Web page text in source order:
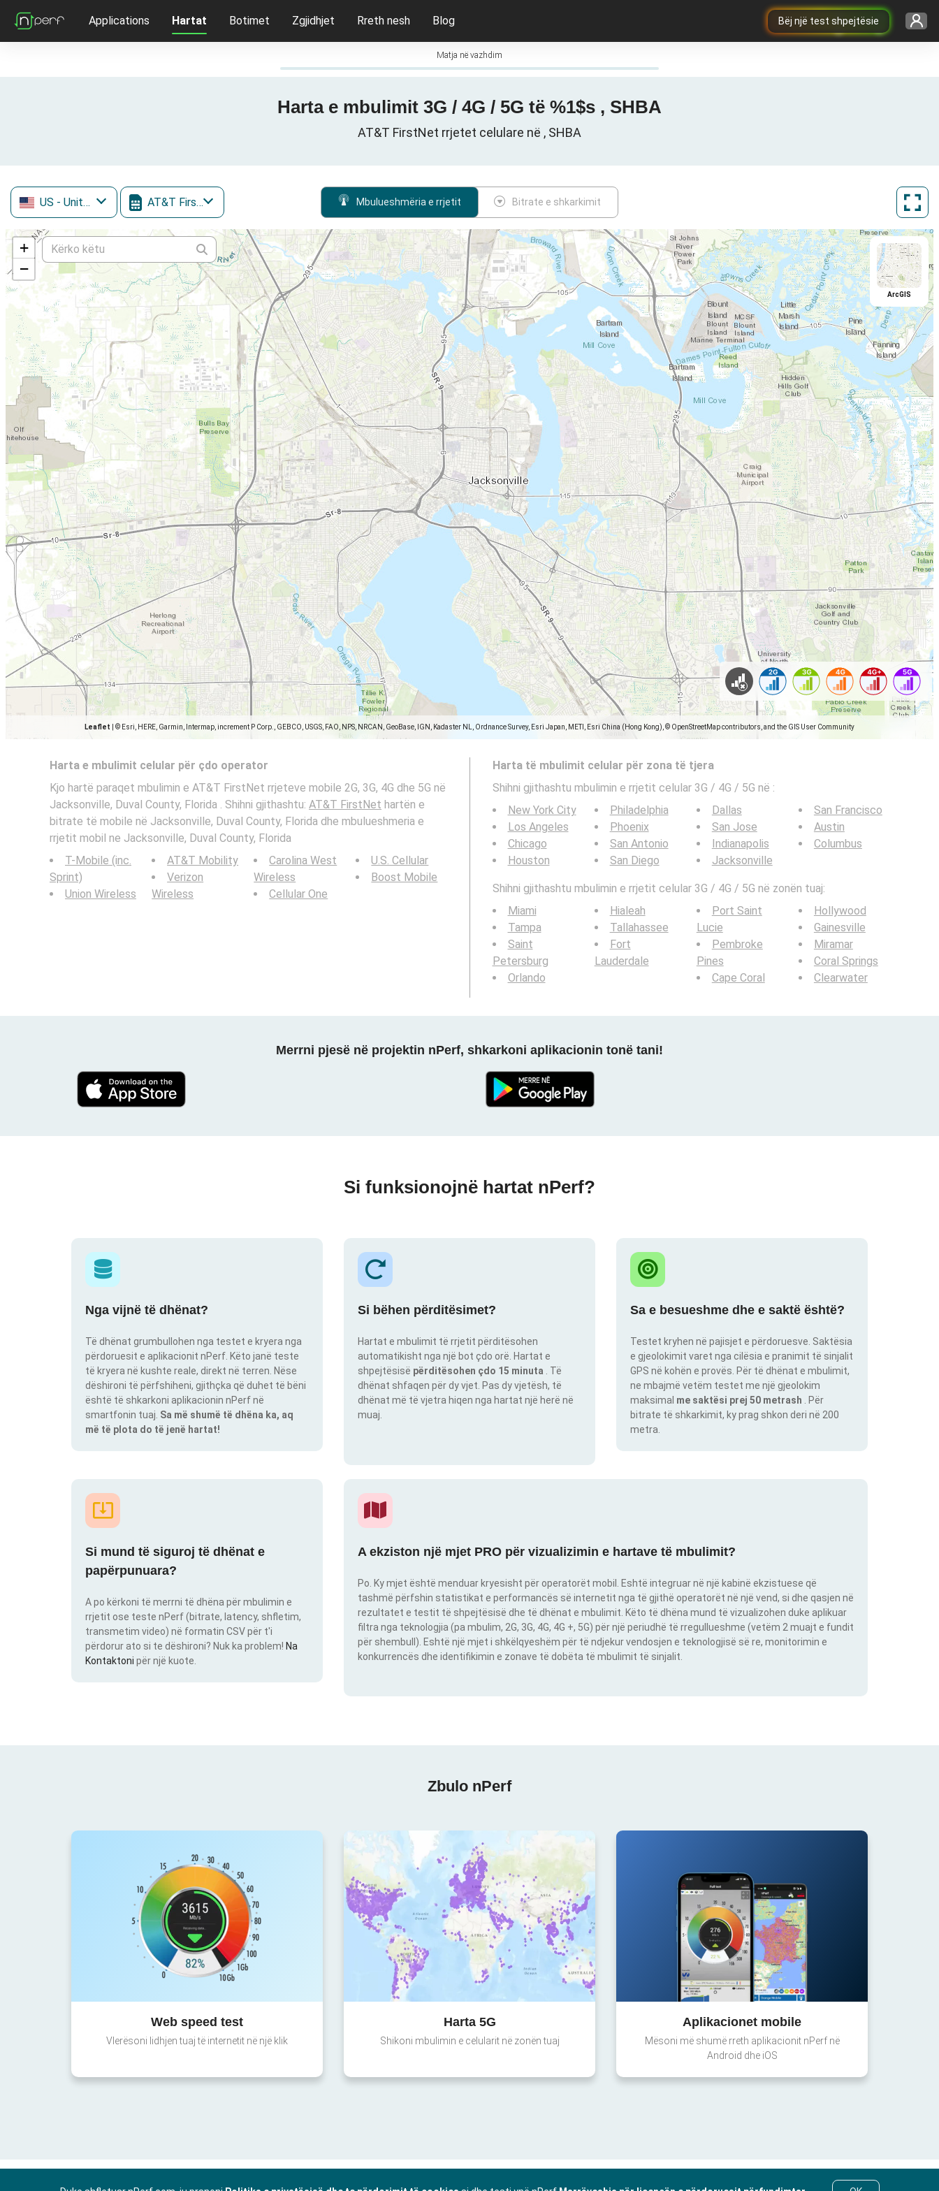
Bëj një test shpejtësie
Applications Hartat Botimet Zgjidhjet Rreth nesh Blog
Matja në vazhdim
Harta e mbulimit 3G / 4G / 5G të %1$s , SHBA
AT&T FirstNet rrjetet celulare në , SHBA
US - United States AT&T FirstNet Mbulueshmëria e rrjetit Bitrate e shkarkimit
+
−
Leaflet © Esri, HERE, Garmin, Intermap, increment P Corp., GEBCO, USGS, FAO, NPS, NRCAN, GeoBase, IGN, Kadaster NL, Ordnance Survey, Esri Japan, METI, Esri China (Hong Kong), © OpenStreetMap contributors, and the GIS User Community
ArcGIS
Harta e mbulimit celular për çdo operator
Kjo hartë paraqet mbulimin e AT&T FirstNet rrjeteve mobile 2G, 3G, 4G dhe 5G në
Jacksonville, Duval County, Florida . Shihni gjithashtu: AT&T FirstNet hartën e
bitrate të mobile në Jacksonville, Duval County, Florida dhe mbulueshmeria e
rrjetit mobil ne Jacksonville, Duval County, Florida
T-Mobile (inc.
Sprint)
Union Wireless
AT&T Mobility
Verizon
Wireless
Carolina West
Wireless
Cellular One
U.S. Cellular
Boost Mobile
Harta të mbulimit celular për zona të tjera
Shihni gjithashtu mbulimin e rrjetit celular 3G / 4G / 5G në :
New York City
Los Angeles
Chicago
Houston
Philadelphia
Phoenix
San Antonio
San Diego
Dallas
San Jose
Indianapolis
Jacksonville
San Francisco
Austin
Columbus
Shihni gjithashtu mbulimin e rrjetit celular 3G / 4G / 5G në zonën tuaj:
Miami
Tampa
Saint
Petersburg
Orlando
Hialeah
Tallahassee
Fort
Lauderdale
Port Saint
Lucie
Pembroke
Pines
Cape Coral
Hollywood
Gainesville
Miramar
Coral Springs
Clearwater
Merrni pjesë në projektin nPerf, shkarkoni aplikacionin tonë tani!
Si funksionojnë hartat nPerf?
Nga vijnë të dhënat?
Të dhënat grumbullohen nga testet e kryera nga
përdoruesit e aplikacionit nPerf. Këto janë teste
të kryera në kushte reale, direkt në terren. Nëse
dëshironi të përfshiheni, gjithçka që duhet të bëni
është të shkarkoni aplikacionin nPerf në
smartfonin tuaj. Sa më shumë të dhëna ka, aq
më të plota do të jenë hartat!
Si bëhen përditësimet?
Hartat e mbulimit të rrjetit përditësohen
automatikisht nga një bot çdo orë. Hartat e
shpejtësisë përditësohen çdo 15 minuta
. Të
dhënat shfaqen për dy vjet. Pas dy vjetësh, të
dhënat më të vjetra hiqen nga hartat një herë në
muaj.
Sa e besueshme dhe e saktë është?
Testet kryhen në pajisjet e përdoruesve. Saktësia
e gjeolokimit varet nga cilësia e pranimit të sinjalit
GPS në kohën e provës. Për të dhënat e mbulimit,
ne mbajmë vetëm testet me një gjeolokim
maksimal me saktësi prej 50 metrash
. Për
bitrate të shkarkimit, ky prag shkon deri në 200
metra.
Si mund të siguroj të dhënat e
papërpunuara?
A po kërkoni të merrni të dhëna për mbulimin e
rrjetit ose teste nPerf (bitrate, latency, shfletim,
transmetim video) në formatin CSV për t'i
përdorur ato si te dëshironi? Nuk ka problem! Na
Kontaktoni për një kuote.
A ekziston një mjet PRO për vizualizimin e hartave të mbulimit?
Po. Ky mjet është menduar kryesisht për operatorët mobil. Eshtë integruar në një kabinë ekzistuese që
tashmë përfshin statistikat e performancës së internetit nga të gjithë operatorët në një vend, si dhe qasjen në
rezultatet e testit të shpejtësisë dhe të dhënat e mbulimit. Këto të dhëna mund të vizualizohen duke aplikuar
filtra nga teknologjia (pa mbulim, 2G, 3G, 4G, 4G +, 5G) për një periudhë të rregullueshme (vetëm 2 muajt e fundit
për shembull). Eshtë një mjet i shkëlqyeshëm për të ndjekur vendosjen e teknologjisë së re, monitorimin e
konkurrencës dhe identifikimin e zonave të dobëta të mbulimit të sinjalit.
Zbulo nPerf
Web speed test
Vlerësoni lidhjen tuaj të internetit në një klik
Harta 5G
Shikoni mbulimin e celularit në zonën tuaj
Aplikacionet mobile
Mësoni më shumë rreth aplikacionit nPerf në
Android dhe iOS